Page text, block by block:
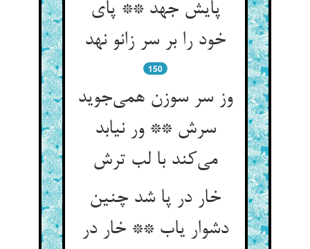
پایش جهد ** پای
خود را بر سر زانو نهد
150
وز سر سوزن همی‌‌جوید
سرش ** ور نیابد
خار در پا شد چنین
دشوار یاب ** خار در